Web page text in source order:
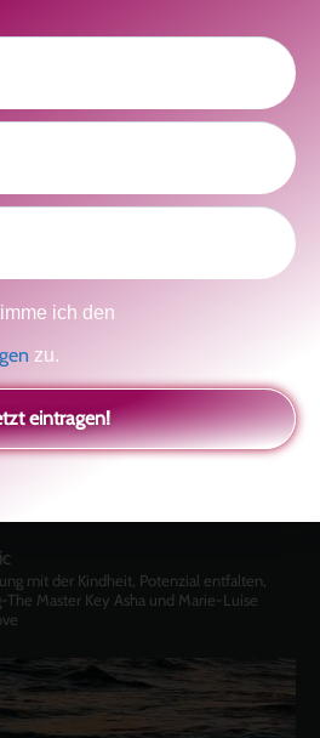
diesen Inhalt zu aktivieren
mit der Kindheit, Potenzial entfalten,
The Master Key Asha und Marie-Luise
ich den
zu.
eintragen!